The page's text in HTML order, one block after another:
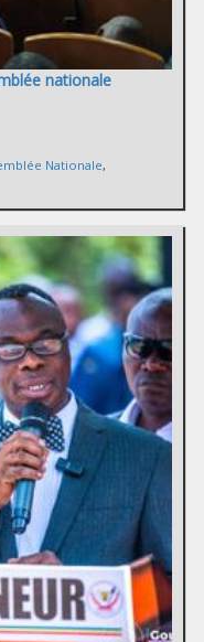
nationale
Nationale,